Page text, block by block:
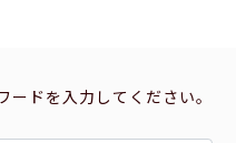
ドを入力してください。